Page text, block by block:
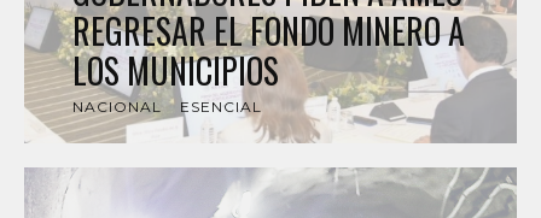
REGRESAR EL FONDO MINERO A
LOS MUNICIPIOS
NACIONAL ESENCIAL